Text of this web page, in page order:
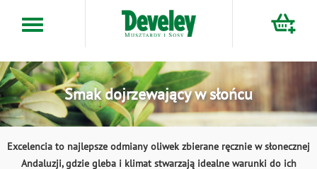
Smak dojrzewający w słońcu
Excelencia to najlepsze odmiany oliwek zbierane ręcznie w słonecznej
Andaluzji, gdzie gleba i klimat stwarzają idealne warunki do ich